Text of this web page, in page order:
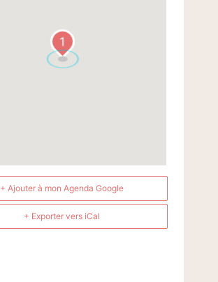
1
+ Ajouter à mon Agenda Google
+ Exporter vers iCal